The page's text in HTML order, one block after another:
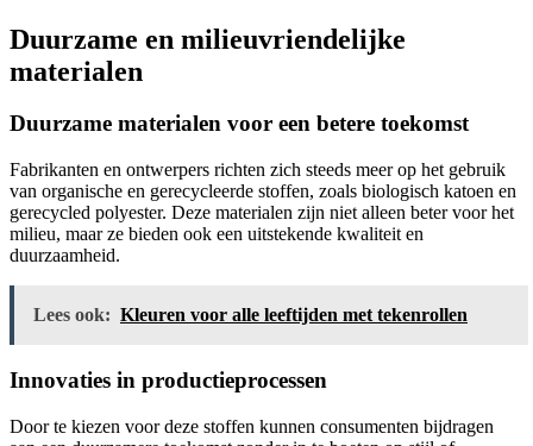
Duurzame en milieuvriendelijke
materialen
Duurzame materialen voor een betere toekomst
Fabrikanten en ontwerpers richten zich steeds meer op het gebruik
van organische en gerecycleerde stoffen, zoals biologisch katoen en
gerecycled polyester. Deze materialen zijn niet alleen beter voor het
milieu, maar ze bieden ook een uitstekende kwaliteit en
duurzaamheid.
Lees ook: Kleuren voor alle leeftijden met tekenrollen
Innovaties in productieprocessen
Door te kiezen voor deze stoffen kunnen consumenten bijdragen